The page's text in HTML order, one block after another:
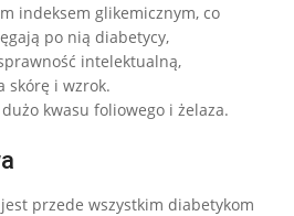
indeksem glikemicznym, co
po nią diabetycy,
intelektualną,
skórę i wzrok.
kwasu foliowego i żelaza.
przede wszystkim diabetykom